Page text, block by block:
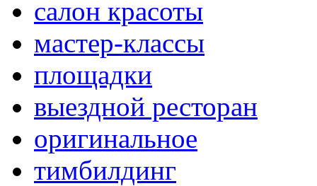
салон красоты
мастер-классы
площадки
выездной ресторан
оригинальное
тимбилдинг